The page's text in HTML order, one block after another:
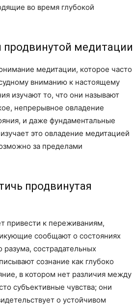
во время глубокой
продвинутой медитации
медитации, которое часто
вниманию к настоящему
изучают то, что они называют
непрерывное овладение
и даже фундаментальные
это овладение медитацией
за пределами
продвинутая
привести к переживаниям,
сообщают о состояниях
разума, сострадательных
сознание как глубоко
в котором нет различия между
субъективные чувства; они
о устойчивом